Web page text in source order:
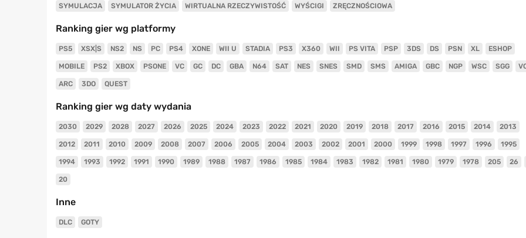
SYMULACJA SYMULATOR ŻYCIA WIRTUALNA RZECZYWISTOŚĆ WYŚCIGI ZRĘCZNOŚCIOWA
Ranking gier wg platformy
PS5 XSX|S NS2 NS PC PS4 XONE WII U STADIA PS3 X360 WII PS VITA PSP 3DS DS PSN XL ESHOP
MOBILE PS2 XBOX PSONE VC GC DC GBA N64 SAT NES SNES SMD SMS AMIGA GBC NGP WSC SGG
ARC 3DO QUEST
Ranking gier wg daty wydania
2030 2029 2028 2027 2026 2025 2024 2023 2022 2021 2020 2019 2018 2017 2016 2015 2014 2013
2012 2011 2010 2009 2008 2007 2006 2005 2004 2003 2002 2001 2000 1999 1998 1997 1996 1995
1994 1993 1992 1991 1990 1989 1988 1987 1986 1985 1984 1983 1982 1981 1980 1979 1978 205 26
20
Inne
DLC GOTY